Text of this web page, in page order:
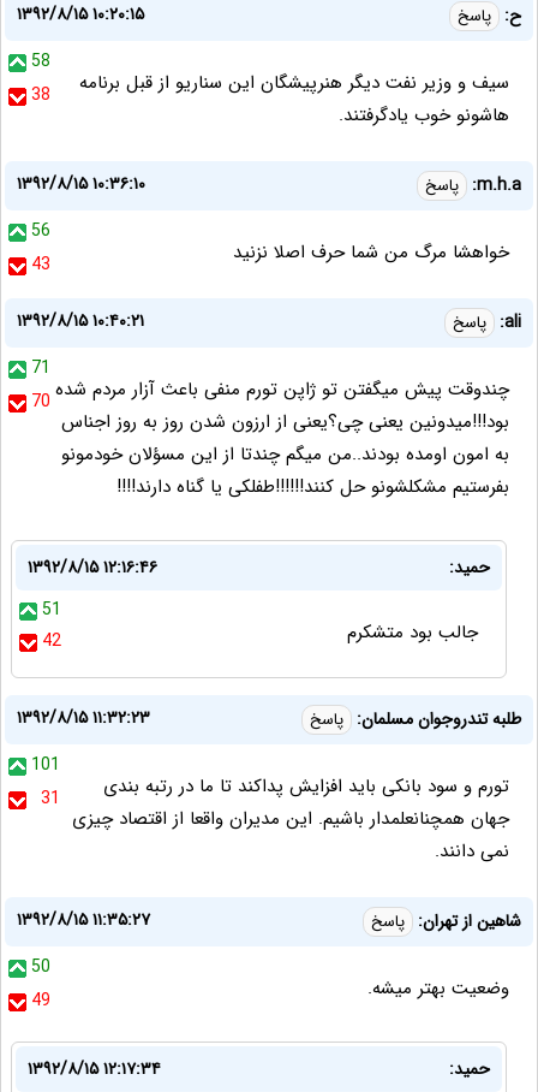
ح: پاسخ
۱۳۹۲/۸/۱۵ ۱۰:۲۰:۱۵
58
38
سيف و وزير نفت ديگر هنرپيشگان اين سناريو از قبل برنامه
هاشونو خوب يادگرفتند.
m.h.a: پاسخ
۱۳۹۲/۸/۱۵ ۱۰:۳۶:۱۰
56
43
خواهشا مرگ من شما حرف اصلا نزنيد
ali: پاسخ
۱۳۹۲/۸/۱۵ ۱۰:۴۰:۲۱
71
70 چندوقت پیش میگفتن تو ژاپن تورم منفی باعث آزار مردم شده
بود!!!میدونین یعنی چی؟یعنی از ارزون شدن روز به روز اجناس
به امون اومده بودند..من میگم چندتا از این مسؤلان خودمونو
بفرستیم مشکلشونو حل کنند!!!!!!طفلکی یا گناه دارند!!!!
حمید:
۱۳۹۲/۸/۱۵ ۱۲:۱۶:۴۶
51
42
جالب بود متشکرم
طلبه تندروجوان مسلمان: پاسخ
۱۳۹۲/۸/۱۵ ۱۱:۳۲:۲۳
101
31
تورم و سود بانکی باید افزایش پداکند تا ما در رتبه بندی
جهان همچنانعلمدار باشیم. این مدیران واقعا از اقتصاد چیزی
نمی دانند.
شاهین از تهران: پاسخ
۱۳۹۲/۸/۱۵ ۱۱:۳۵:۲۷
50
49
وضعیت بهتر میشه.
حمید:
۱۳۹۲/۸/۱۵ ۱۲:۱۷:۳۴